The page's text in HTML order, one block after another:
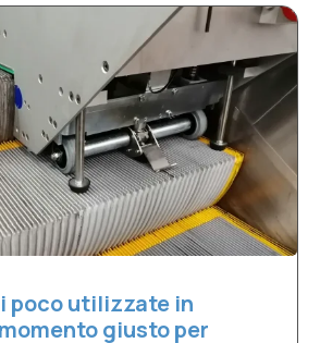
poco utilizzate in
giusto per